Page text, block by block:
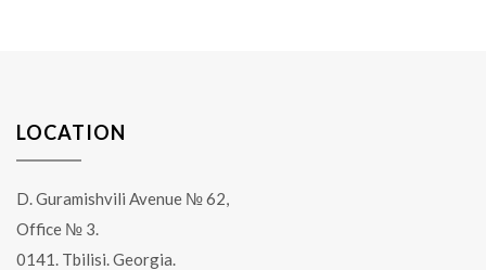
LOCATION
D. Guramishvili Avenue № 62,
Office № 3.
0141. Tbilisi. Georgia.